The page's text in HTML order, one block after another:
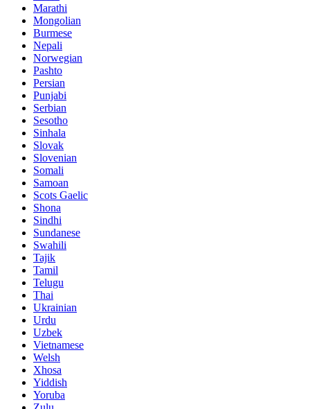
Marathi
Mongolian
Burmese
Nepali
Norwegian
Pashto
Persian
Punjabi
Serbian
Sesotho
Sinhala
Slovak
Slovenian
Somali
Samoan
Scots Gaelic
Shona
Sindhi
Sundanese
Swahili
Tajik
Tamil
Telugu
Thai
Ukrainian
Urdu
Uzbek
Vietnamese
Welsh
Xhosa
Yiddish
Yoruba